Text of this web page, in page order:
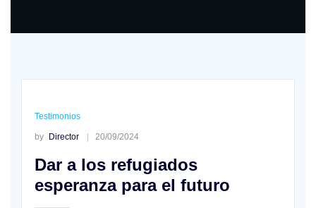
Testimonios
by Director 20/09/2024
Dar a los refugiados
esperanza para el futuro